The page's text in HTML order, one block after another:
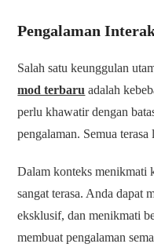
Pengalaman
Salah satu keunggulan
mod terbaru adalah
perlu khawatir dengan
pengalaman. Semua
Dalam konteks menikmati
sangat terasa. Anda dapat
eksklusif, dan menikmati
membuat pengalaman